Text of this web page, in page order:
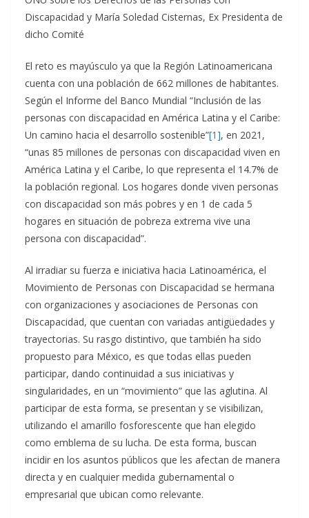
Discapacidad y María Soledad Cisternas, Ex Presidenta de
dicho Comité
El reto es mayúsculo ya que la Región Latinoamericana
cuenta con una población de 662 millones de habitantes.
Según el Informe del Banco Mundial “Inclusión de las
personas con discapacidad en América Latina y el Caribe:
Un camino hacia el desarrollo sostenible”[1], en 2021,
“unas 85 millones de personas con discapacidad viven en
América Latina y el Caribe, lo que representa el 14.7% de
la población regional. Los hogares donde viven personas
con discapacidad son más pobres y en 1 de cada 5
hogares en situación de pobreza extrema vive una
persona con discapacidad”.
Al irradiar su fuerza e iniciativa hacia Latinoamérica, el
Movimiento de Personas con Discapacidad se hermana
con organizaciones y asociaciones de Personas con
Discapacidad, que cuentan con variadas antigüedades y
trayectorias. Su rasgo distintivo, que también ha sido
propuesto para México, es que todas ellas pueden
participar, dando continuidad a sus iniciativas y
singularidades, en un “movimiento” que las aglutina. Al
participar de esta forma, se presentan y se visibilizan,
utilizando el amarillo fosforescente que han elegido
como emblema de su lucha. De esta forma, buscan
incidir en los asuntos públicos que les afectan de manera
directa y en cualquier medida gubernamental o
empresarial que ubican como relevante.